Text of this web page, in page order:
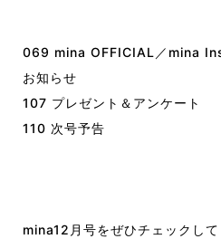
069 mina OFFICIAL／mina
お知らせ
107 プレゼント＆アンケート
110 次号予告
mina12月号をぜひチェックして